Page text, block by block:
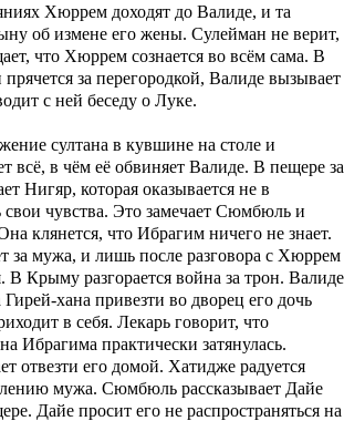
Хюррем доходят до Валиде, и та
об измене его жены. Сулейман не верит,
что Хюррем сознается во всём сама. В
прячется за перегородкой, Валиде вызывает
с ней беседу о Луке.
султана в кувшине на столе и
всё, в чём её обвиняет Валиде. В пещере за
Нигяр, которая оказывается не в
свои чувства. Это замечает Сюмбюль и
клянется, что Ибрагим ничего не знает.
за мужа, и лишь после разговора с Хюррем
В Крыму разгорается война за трон. Валиде
Гирей-хана привезти во дворец его дочь
в себя. Лекарь говорит, что
Ибрагима практически затянулась.
отвезти его домой. Хатидже радуется
мужа. Сюмбюль рассказывает Дайе
Дайе просит его не распространяться на